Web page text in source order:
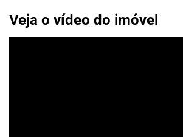
Veja o vídeo do imóvel